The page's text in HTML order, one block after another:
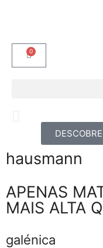
0
Todo o
vegetal num
hausmann
APENAS
MAIS ALTA
galénica